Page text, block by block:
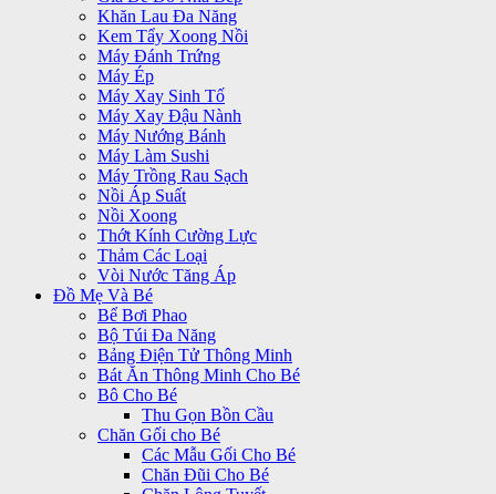
Khăn Lau Đa Năng
Kem Tẩy Xoong Nồi
Máy Đánh Trứng
Máy Ép
Máy Xay Sinh Tố
Máy Xay Đậu Nành
Máy Nướng Bánh
Máy Làm Sushi
Máy Trồng Rau Sạch
Nồi Áp Suất
Nồi Xoong
Thớt Kính Cường Lực
Thảm Các Loại
Vòi Nước Tăng Áp
Đồ Mẹ Và Bé
Bể Bơi Phao
Bộ Túi Đa Năng
Bảng Điện Tử Thông Minh
Bát Ăn Thông Minh Cho Bé
Bô Cho Bé
Thu Gọn Bồn Cầu
Chăn Gối cho Bé
Các Mẫu Gối Cho Bé
Chăn Đũi Cho Bé